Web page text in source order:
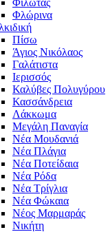
Φιλώτας
Φλώρινα
Πίσω
Άγιος Νικόλαος
Γαλάτιστα
Ιερισσός
Καλύβες Πολυγύρου
Κασσάνδρεια
Λάκκωμα
Μεγάλη Παναγία
Νέα Μουδανιά
Νέα Πλάγια
Νέα Ποτείδαια
Νέα Ρόδα
Νέα Τρίγλια
Νέα Φώκαια
Νέος Μαρμαράς
Νικήτη